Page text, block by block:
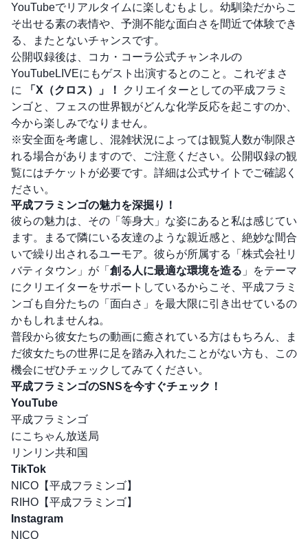
YouTubeでリアルタイムに楽しむもよし。幼馴染だからこ
そ出せる素の表情や、予測不能な面白さを間近で体験でき
る、またとないチャンスです。
公開収録後は、コカ・コーラ公式チャンネルの
YouTubeLIVEにもゲスト出演するとのこと。これぞまさ
に
「X（クロス）」！
クリエイターとしての平成フラミ
ンゴと、フェスの世界観がどんな化学反応を起こすのか、
今から楽しみでなりません。
※安全面を考慮し、混雑状況によっては観覧人数が制限さ
れる場合がありますので、ご注意ください。公開収録の観
覧にはチケットが必要です。詳細は公式サイトでご確認く
ださい。
平成フラミンゴの魅力を深掘り！
彼らの魅力は、その「等身大」な姿にあると私は感じてい
ます。まるで隣にいる友達のような親近感と、絶妙な間合
いで繰り出されるユーモア。彼らが所属する「株式会社リ
バティタウン」が「 創る人に最適な環境を造る 」をテーマ
にクリエイターをサポートしているからこそ、平成フラミ
ンゴも自分たちの「面白さ」を最大限に引き出せているの
かもしれませんね。
普段から彼女たちの動画に癒されている方はもちろん、ま
だ彼女たちの世界に足を踏み入れたことがない方も、この
機会にぜひチェックしてみてください。
平成フラミンゴのSNSを今すぐチェック！
YouTube
平成フラミンゴ
にこちゃん放送局
リンリン共和国
TikTok
NICO【平成フラミンゴ】
RIHO【平成フラミンゴ】
Instagram
NICO